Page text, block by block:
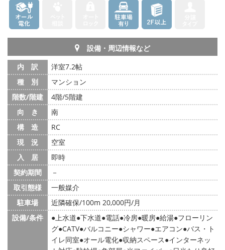
設備・周辺情報など
内 訳
洋室7.2帖
種 別
マンション
階数/階建
4階/5階建
向 き
南
構 造
RC
現 況
空室
入 居
即時
契約期間
－
取引態様
一般媒介
駐車場
近隣確保/100m 20,000円/月
設備/条件
上水道 下水道 電話 冷房 暖房 給湯 フローリン
グ CATV バルコニー シャワー エアコン バス・ト
イレ同室 オール電化 収納スペース インターネッ